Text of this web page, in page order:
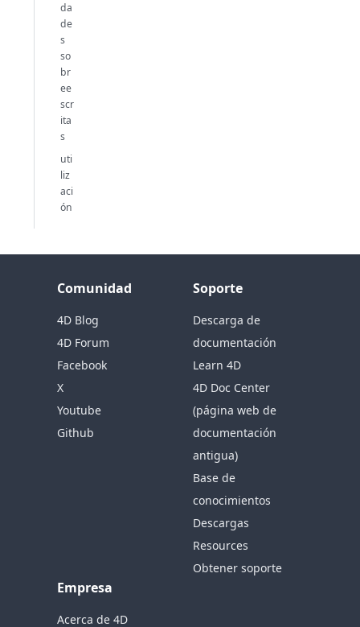
da
de
s
so
br
ee
scr
ita
s
uti
liz
aci
ón
Comunidad
4D Blog
4D Forum
Facebook
X
Youtube
Github
Soporte
Descarga de
documentación
Learn 4D
4D Doc Center
(página web de
documentación
antigua)
Base de
conocimientos
Descargas
Resources
Obtener soporte
Empresa
Acerca de 4D